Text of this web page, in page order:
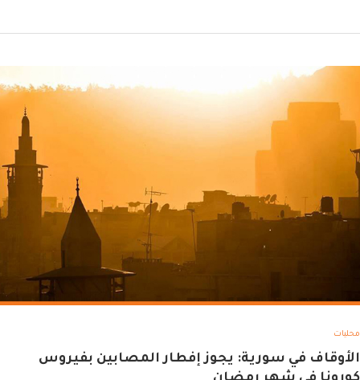
محليات
الأوقاف في سورية: يجوز إفطار المصابين بفيروس